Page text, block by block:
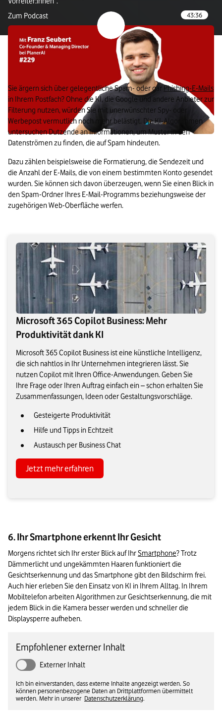
Verlasse Vodafone Webseite: Zum Podcast
Zum Podcast Verlasse Vodafone Webseite: Zum
43:36
5. KI filtert im Alltag unerwünschte Werbung aus
Sie ärgern sich über gelegentliche Spam- oder gar Phishing-E-Mails
in Ihrem Postfach? Ohne die KI, die Google und andere Anbieter zur
Filterung nutzen, würden Sie mit unerwünschter Spy- oder
Werbepost vermutlich noch mehr belästigt. Die KI-Algorithmen
untersuchen Dutzende an Informationen, um Muster in den
Datenströmen zu finden, die auf Spam hindeuten.
Dazu zählen beispielsweise die Formatierung, die Sendezeit und
die Anzahl der E-Mails, die von einem bestimmten Konto gesendet
wurden. Sie können sich davon überzeugen, wenn Sie einen Blick in
den Spam-Ordner Ihres E-Mail-Programms beziehungsweise der
zugehörigen Web-Oberfläche werfen.
Microsoft 365 Copilot Business: Mehr
Produktivität dank KI
Microsoft 365 Copilot Business ist eine künstliche Intelligenz,
die sich nahtlos in Ihr Unternehmen integrieren lässt. Sie
nutzen Copilot mit Ihren Office-Anwendungen. Geben Sie
Ihre Frage oder Ihren Auftrag einfach ein – schon erhalten Sie
Zusammenfassungen, Ideen oder Gestaltungsvorschläge.
Gesteigerte Produktivität
Hilfe und Tipps in Echtzeit
Austausch per Business Chat
Jetzt mehr erfahren
6. Ihr Smartphone erkennt Ihr Gesicht
Morgens richtet sich Ihr erster Blick auf Ihr Smartphone? Trotz
Dämmerlicht und ungekämmten Haaren funktioniert die
Gesichtserkennung und das Smartphone gibt den Bildschirm frei.
Auch hier erleben Sie den Einsatz von KI in Ihrem Alltag. In Ihrem
Mobiltelefon arbeiten Algorithmen zur Gesichtserkennung, die mit
jedem Blick in die Kamera besser werden und schneller die
Displaysperre aufheben.
Empfohlener externer Inhalt
Externer Inhalt
Ich bin einverstanden, dass externe Inhalte angezeigt werden. So
können personenbezogene Daten an Drittplattformen übermittelt
werden. Mehr in unserer Datenschutzerklärung.